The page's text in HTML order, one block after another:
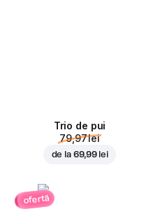
Trio de pui
79,97 lei
de la 69,99 lei
ofertă